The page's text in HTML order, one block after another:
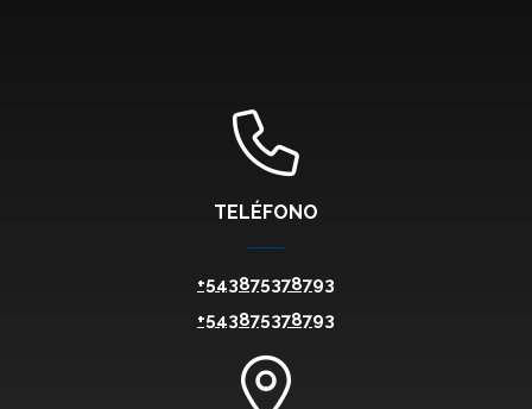
TELÉFONO
+543875378793
+543875378793